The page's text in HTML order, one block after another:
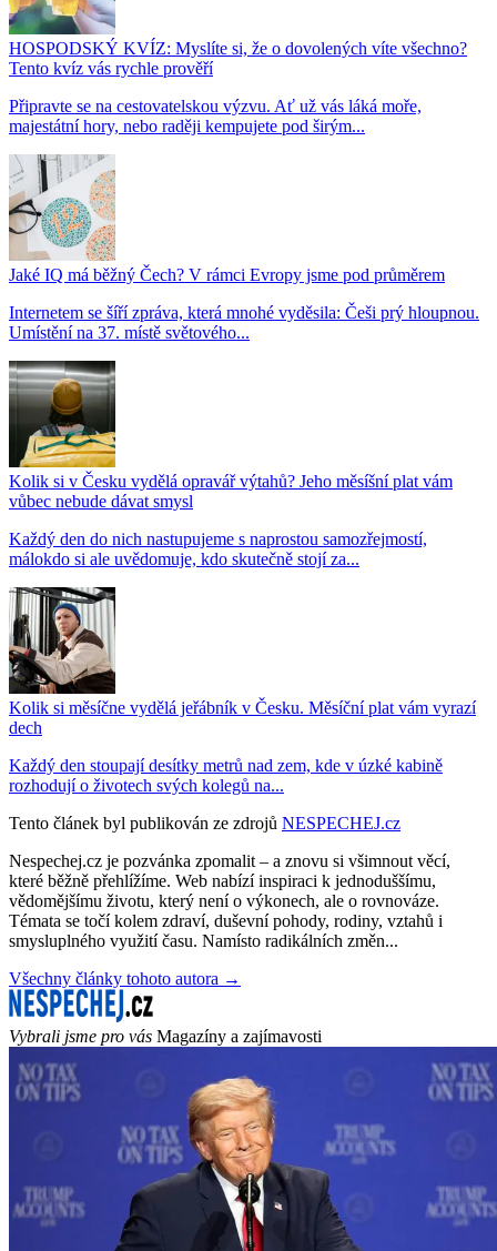
HOSPODSKÝ KVÍZ: Myslíte si, že o dovolených víte všechno?
Tento kvíz vás rychle prověří
Připravte se na cestovatelskou výzvu. Ať už vás láká moře,
majestátní hory, nebo raději kempujete pod širým...
Jaké IQ má běžný Čech? V rámci Evropy jsme pod průměrem
Internetem se šíří zpráva, která mnohé vyděsila: Češi prý hloupnou.
Umístění na 37. místě světového...
Kolik si v Česku vydělá opravář výtahů? Jeho měsíšní plat vám
vůbec nebude dávat smysl
Každý den do nich nastupujeme s naprostou samozřejmostí,
málokdo si ale uvědomuje, kdo skutečně stojí za...
Kolik si měsíčne vydělá jeřábník v Česku. Měsíční plat vám vyrazí
dech
Každý den stoupají desítky metrů nad zem, kde v úzké kabině
rozhodují o životech svých kolegů na...
Tento článek byl publikován ze zdrojů NESPECHEJ.cz
Nespechej.cz je pozvánka zpomalit – a znovu si všimnout věcí,
které běžně přehlížíme. Web nabízí inspiraci k jednoduššímu,
vědomějšímu životu, který není o výkonech, ale o rovnováze.
Témata se točí kolem zdraví, duševní pohody, rodiny, vztahů i
smysluplného využití času. Namísto radikálních změn...
Všechny články tohoto autora →
Vybrali jsme pro vás Magazíny a zajímavosti